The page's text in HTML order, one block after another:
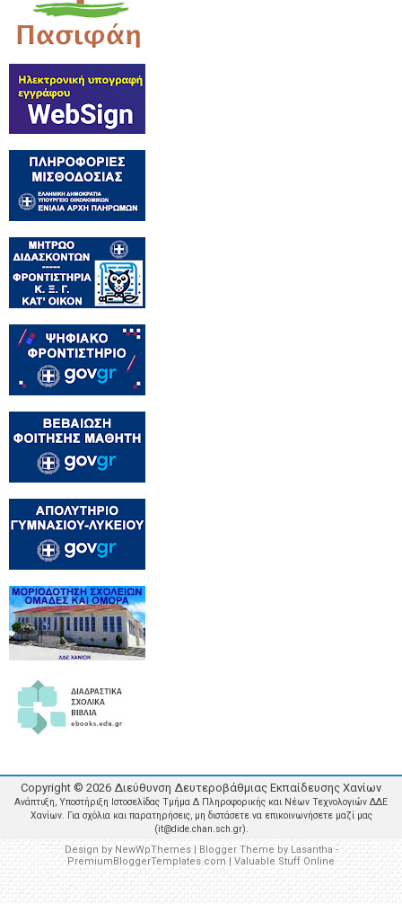
Copyright © 2026 Διεύθυνση Δευτεροβάθμιας Εκπαίδευσης Χανίων
Ανάπτυξη, Υποστήριξη Ιστοσελίδας Τμήμα Δ Πληροφορικής και Νέων Τεχνολογιών ΔΔΕ
Χανίων. Για σχόλια και παρατηρήσεις, μη διστάσετε να επικοινωνήσετε μαζί μας
(it@dide.chan.sch.gr).
Design byNewWpThemes| Blogger Theme by Lasantha -
PremiumBloggerTemplates.com|Valuable Stuff Online